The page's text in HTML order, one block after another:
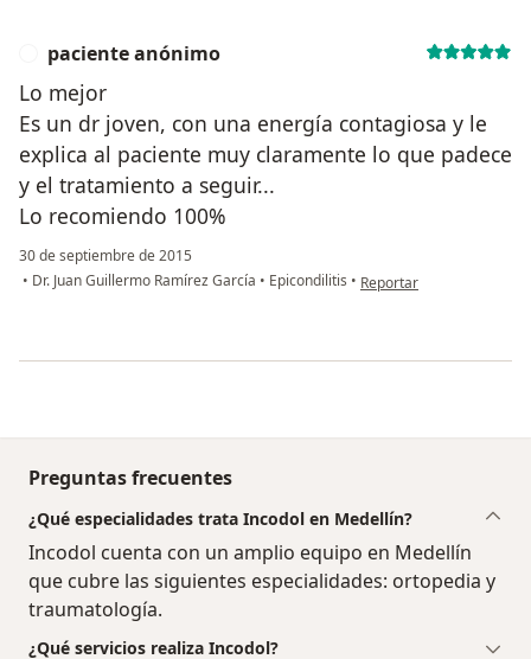
paciente anónimo
Lo mejor
Es un dr joven, con una energía contagiosa y le
explica al paciente muy claramente lo que padece
y el tratamiento a seguir...
Lo recomiendo 100%
30 de septiembre de 2015
• Dr. Juan Guillermo Ramírez García • Epicondilitis • en opinión del usuario
Reportar
Preguntas frecuentes
¿Qué especialidades trata Incodol en Medellín?
Incodol cuenta con un amplio equipo en Medellín
que cubre las siguientes especialidades: ortopedia y
traumatología.
¿Qué servicios realiza Incodol?